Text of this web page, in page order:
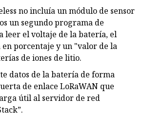
no incluía un módulo de sensor
un segundo programa de
leer el voltaje de la batería, el
porcentaje y un "valor de la
de iones de litio.
datos de la batería de forma
de enlace LoRaWAN que
útil al servidor de red